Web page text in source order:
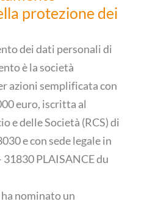
protezione dei
dei dati personali di
è la società
azioni semplificata con
euro, iscritta al
e delle Società (RCS) di
e con sede legale in
PLAISANCE du
nominato un